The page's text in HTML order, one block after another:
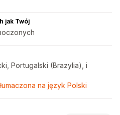
jak Twój
Portugalski (Brazylia), i
na język Polski